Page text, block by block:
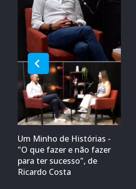
Um Minho de Histórias -
"O que fazer e não fazer
para ter sucesso", de
Ricardo Costa